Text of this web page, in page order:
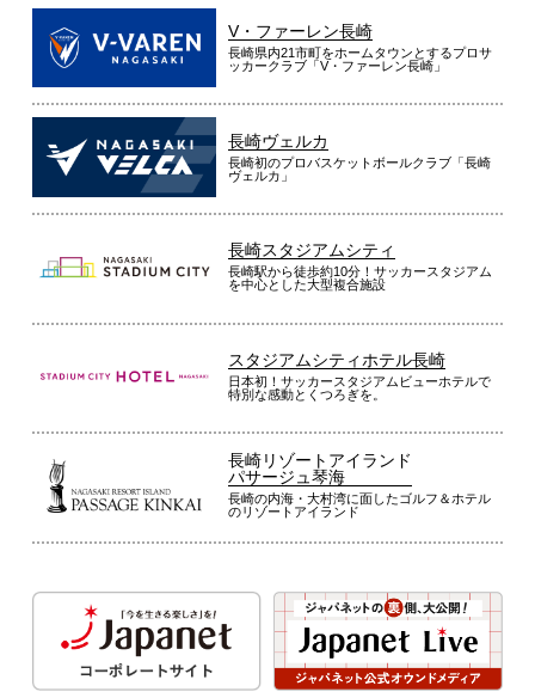
V・ファーレン長崎
長崎県内21市町をホームタウンとするプロサ
ッカークラブ「V・ファーレン長崎」
長崎ヴェルカ
長崎初のプロバスケットボールクラブ「長崎
ヴェルカ」
長崎スタジアムシティ
長崎駅から徒歩約10分！サッカースタジアム
を中心とした大型複合施設
スタジアムシティホテル長崎
日本初！サッカースタジアムビューホテルで
特別な感動とくつろぎを。
長崎リゾートアイランド
パサージュ琴海
長崎の内海・大村湾に面したゴルフ＆ホテル
のリゾートアイランド